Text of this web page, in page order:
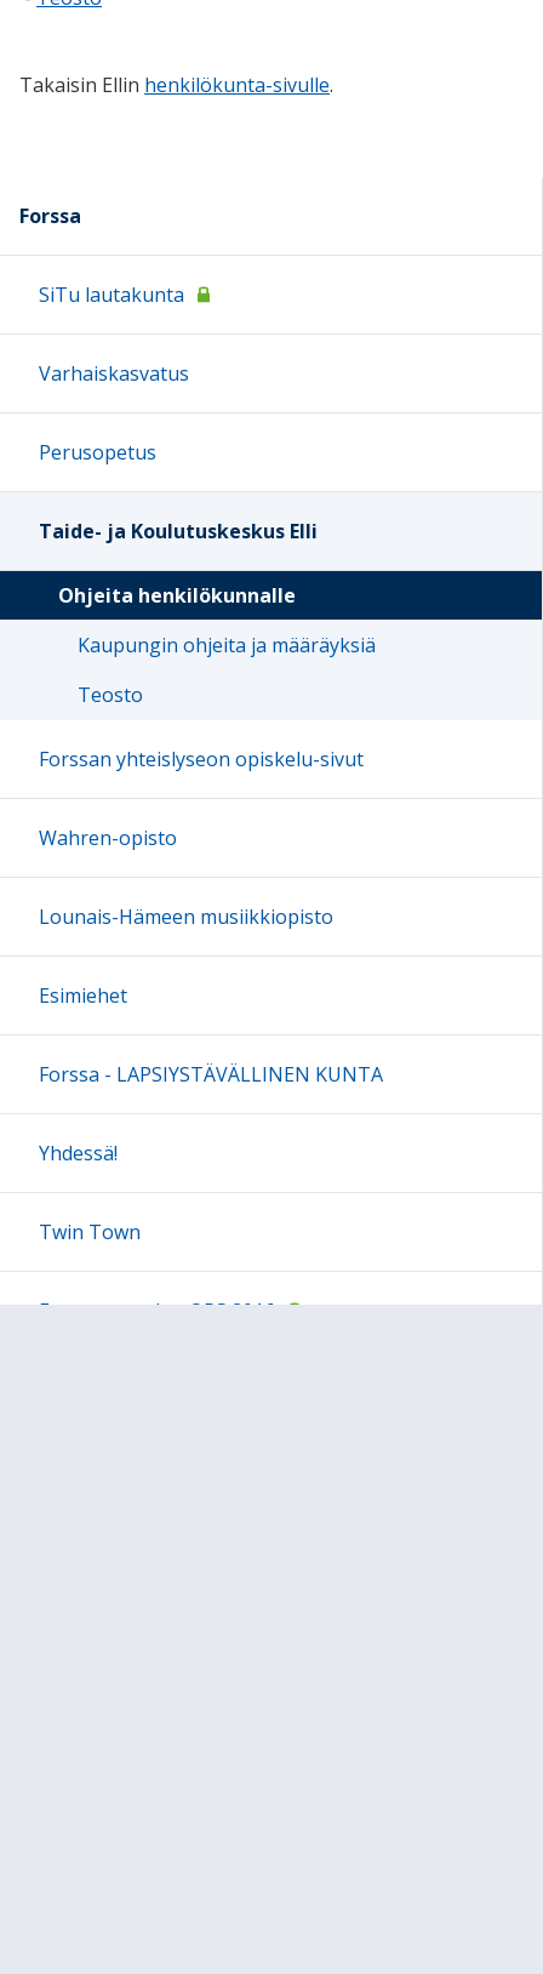
Takaisin Ellin henkilökunta-sivulle.
Forssa
SiTu lautakunta
Varhaiskasvatus
Perusopetus
Taide- ja Koulutuskeskus Elli
Ohjeita henkilökunnalle
Kaupungin ohjeita ja määräyksiä
Teosto
Forssan yhteislyseon opiskelu-sivut
Wahren-opisto
Lounais-Hämeen musiikkiopisto
Esimiehet
Forssa - LAPSIYSTÄVÄLLINEN KUNTA
Yhdessä!
Twin Town
Forssan seudun OPS 2016